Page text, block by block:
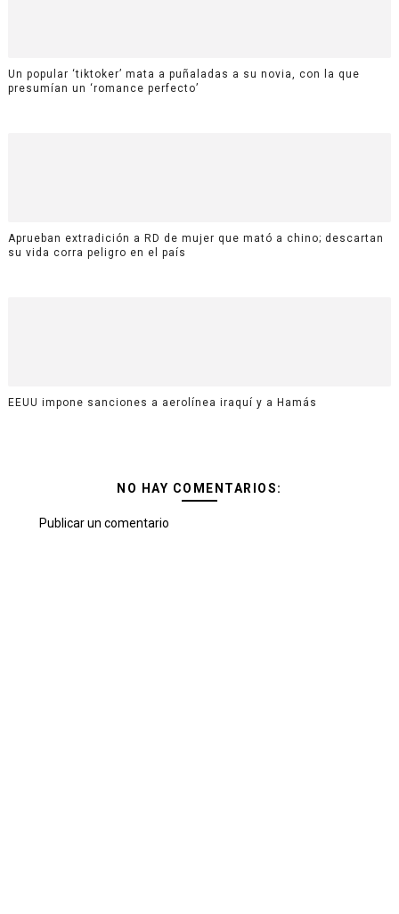
Un popular ‘tiktoker’ mata a puñaladas a su novia, con la que
presumían un ‘romance perfecto’
Aprueban extradición a RD de mujer que mató a chino; descartan
su vida corra peligro en el país
EEUU impone sanciones a aerolínea iraquí y a Hamás
NO HAY COMENTARIOS:
Publicar un comentario